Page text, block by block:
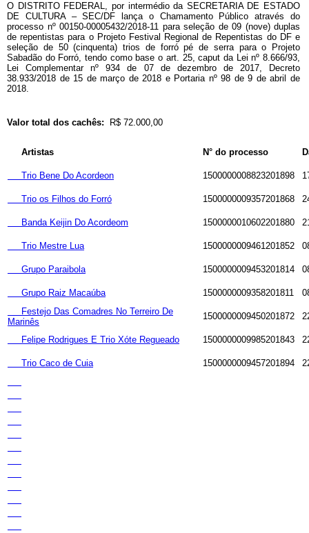
O DISTRITO FEDERAL, por intermédio da SECRETARIA DE ESTADO
DE CULTURA – SEC/DF lança o Chamamento Público através do
processo nº 00150-00005432/2018-11 para seleção de 09 (nove) duplas
de repentistas para o Projeto Festival Regional de Repentistas do DF e
seleção de 50 (cinquenta) trios de forró pé de serra para o Projeto
Sabadão do Forró, tendo como base o art. 25, caput da Lei nº 8.666/93,
Lei Complementar nº 934 de 07 de dezembro de 2017, Decreto
38.933/2018 de 15 de março de 2018 e Portaria nº 98 de 9 de abril de
2018.
Valor total dos cachês: R$ 72.000,00
Artistas N° do processo
Trio Bene Do Acordeon 1500000008823201898
Trio os Filhos do Forró 1500000009357201868
Banda Keijin Do Acordeom 1500000010602201880
Trio Mestre Lua 1500000009461201852
Grupo Paraibola 1500000009453201814
Grupo Raiz Macaúba 1500000009358201811
Festejo Das Comadres No Terreiro De
Marinês
1500000009450201872
Felipe Rodrigues E Trio Xóte Regueado 1500000009985201843
Trio Caco de Cuia 1500000009457201894